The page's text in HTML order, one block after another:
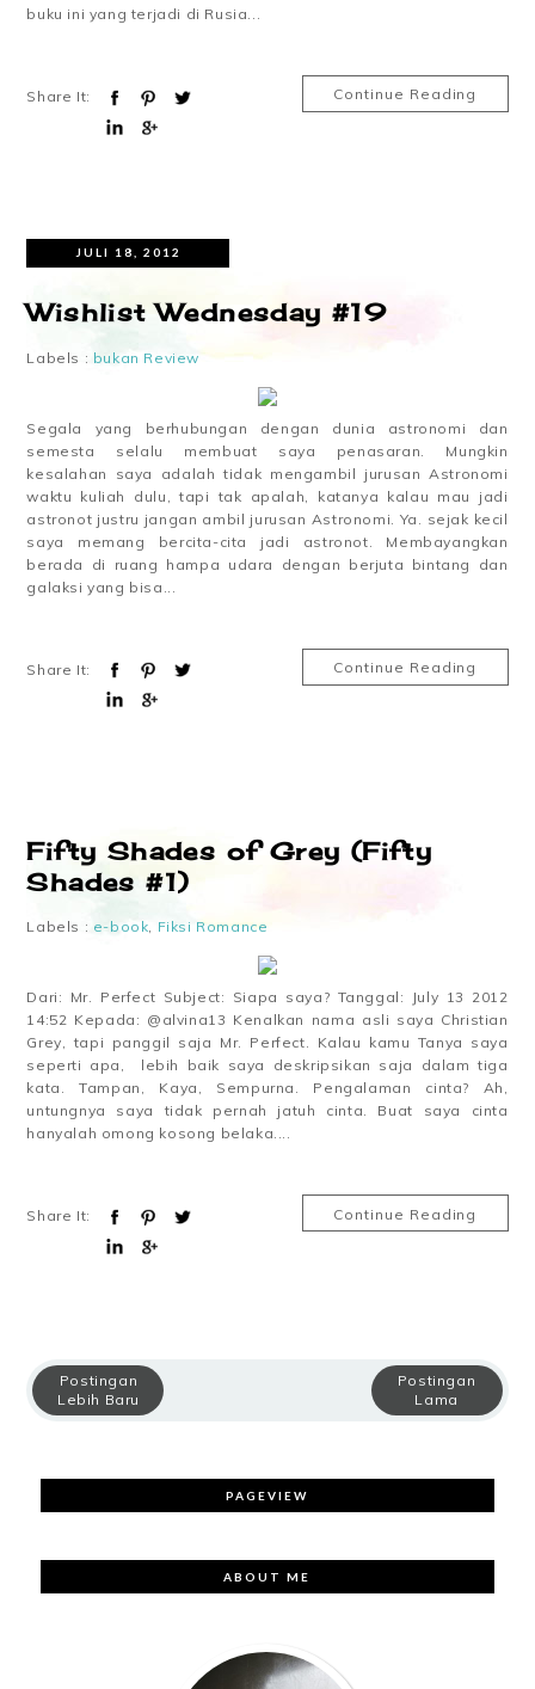
buku ini yang terjadi di Rusia...
Share It: Continue Reading
JULI 18, 2012
Wishlist Wednesday #19
Labels : bukan Review
Segala yang berhubungan dengan dunia astronomi dan
semesta selalu membuat saya penasaran. Mungkin
kesalahan saya adalah tidak mengambil jurusan Astronomi
waktu kuliah dulu, tapi tak apalah, katanya kalau mau jadi
astronot justru jangan ambil jurusan Astronomi. Ya. sejak kecil
saya memang bercita-cita jadi astronot. Membayangkan
berada di ruang hampa udara dengan berjuta bintang dan
galaksi yang bisa...
Share It: Continue Reading
Fifty Shades of Grey (Fifty
Shades #1)
Labels : e-book, Fiksi Romance
Dari: Mr. Perfect Subject: Siapa saya? Tanggal: July 13 2012
14:52 Kepada: @alvina13 Kenalkan nama asli saya Christian
Grey, tapi panggil saja Mr. Perfect. Kalau kamu Tanya saya
seperti apa, lebih baik saya deskripsikan saja dalam tiga
kata. Tampan, Kaya, Sempurna. Pengalaman cinta? Ah,
untungnya saya tidak pernah jatuh cinta. Buat saya cinta
hanyalah omong kosong belaka....
Share It: Continue Reading
Postingan
Lebih Baru
Postingan
Lama
PAGEVIEW
ABOUT ME